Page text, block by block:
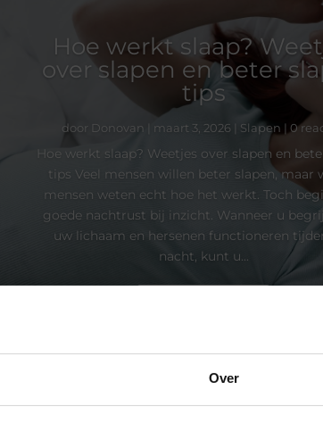
Over
Hoe werkt slaap?
over slapen en beter
tips
door Donovan maart 3, 2026 Slapen | 0
Hoe werkt slaap? Weetjes over slapen en
tips Veel mensen willen beter slapen, maar
mensen weten echt hoe het werkt. Toch
goede nachtrust bij inzicht. Wanneer u
uw lichaam en hersenen functioneren
nacht, kunt u...
×